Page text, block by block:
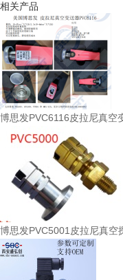
相关产品
博思发PVC6116皮拉尼真空